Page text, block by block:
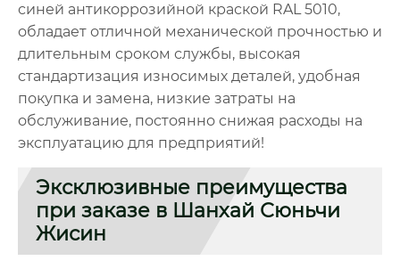
синей антикоррозийной краской RAL 5010,
обладает отличной механической прочностью и
длительным сроком службы, высокая
стандартизация износимых деталей, удобная
покупка и замена, низкие затраты на
обслуживание, постоянно снижая расходы на
эксплуатацию для предприятий!
Эксклюзивные преимущества
при заказе в Шанхай Сюньчи
Жисин